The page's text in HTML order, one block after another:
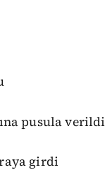
pusula verildi
girdi